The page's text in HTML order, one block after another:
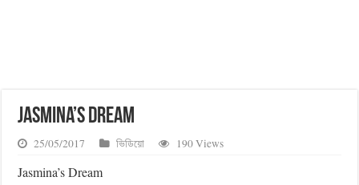
Jasmina’s Dream
25/05/2017 ভিডিয়ো 190 Views
Jasmina’s Dream